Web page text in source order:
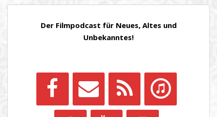
BEITRÄGE
Der Filmpodcast für Neues, Altes und
Unbekanntes!